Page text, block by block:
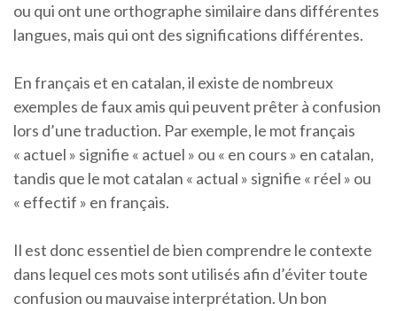
ou qui ont une orthographe similaire dans différentes
langues, mais qui ont des significations différentes.
En français et en catalan, il existe de nombreux
exemples de faux amis qui peuvent prêter à confusion
lors d’une traduction. Par exemple, le mot français
« actuel » signifie « actuel » ou « en cours » en catalan,
tandis que le mot catalan « actual » signifie « réel » ou
« effectif » en français.
Il est donc essentiel de bien comprendre le contexte
dans lequel ces mots sont utilisés afin d’éviter toute
confusion ou mauvaise interprétation. Un bon